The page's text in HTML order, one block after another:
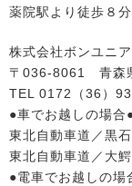
薬院駅より徒歩８分
株式会社ボンユニ
〒036-8061 青森
TEL 0172（36）
●車でお越しの場合
東北自動車道／黒
東北自動車道／大
●電車でお越しの場